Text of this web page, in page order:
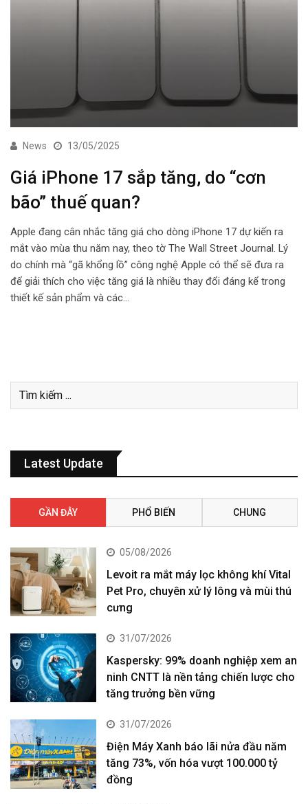
News 13/05/2025
Giá iPhone 17 sắp tăng, do “cơn
bão” thuế quan?
Apple đang cân nhắc tăng giá cho dòng iPhone 17 dự kiến ra
mắt vào mùa thu năm nay, theo tờ The Wall Street Journal. Lý
do chính mà “gã khổng lồ” công nghệ Apple có thể sẽ đưa ra
để giải thích cho việc tăng giá là nhiều thay đổi đáng kể trong
thiết kế sản phẩm và các…
Latest Update
GẦN ĐÂY PHỔ BIẾN CHUNG
05/08/2026
Levoit ra mắt máy lọc không khí Vital
Pet Pro, chuyên xử lý lông và mùi thú
cưng
31/07/2026
Kaspersky: 99% doanh nghiệp xem an
ninh CNTT là nền tảng chiến lược cho
tăng trưởng bền vững
31/07/2026
Điện Máy Xanh báo lãi nửa đầu năm
tăng 73%, vốn hóa vượt 100.000 tỷ
đồng